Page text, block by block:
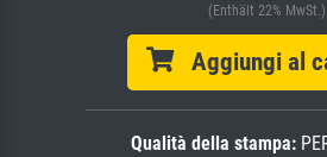
(Enthält 22% MwSt.)
Aggiungi al
Qualità della stampa: